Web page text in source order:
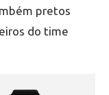
pretos
do time